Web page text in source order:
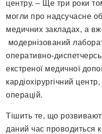
центру. – Ще три роки
могли про надсучасне
медичних закладах, а
модернізований
оперативно-
екстреної медичної
кардіохірургічний
операцій.
Тішить те, що
даний час проводиться